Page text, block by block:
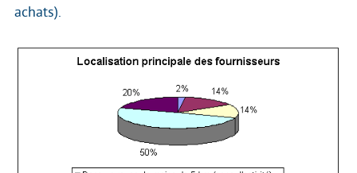
achats).